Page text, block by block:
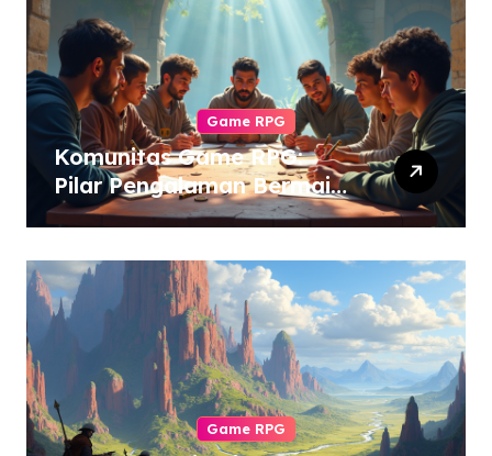
Game RPG
Komunitas Game RPG:
Pilar Pengalaman Bermain
yang Tak Tergantikan
Game RPG